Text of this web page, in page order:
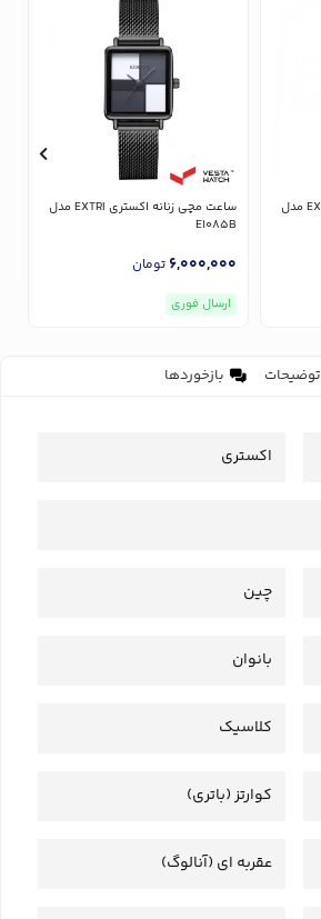
ساعت مچی زنانه اکستری EXTRI مدل
ساعت مچی زنانه اکستری EXTRI مدل
E1085B
6,000,000 تومان
ارسال فوری
توضیحات بازخوردها
اکستری
چین
بانوان
کلاسیک
کوارتز (باتری)
عقربه ای (آنالوگ)